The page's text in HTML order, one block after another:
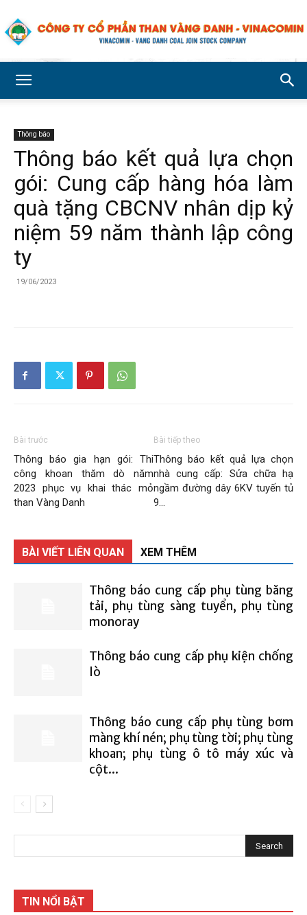
Công
phần
Thông báo
Thông báo kết quả lựa chọn
gói: Cung cấp hàng hóa làm
quà tặng CBCNV nhân dịp kỷ
niệm 59 năm thành lập công
ty
19/06/2023
Bài trước
Thông báo gia hạn gói: Thi
công khoan thăm dò năm
2023 phục vụ khai thác mỏ
than Vàng Danh
Bài tiếp theo
Thông báo kết quả lựa chọn
nhà cung cấp: Sửa chữa hạ
ngầm đường dây 6KV tuyến tủ
9…
BÀI VIẾT LIÊN QUAN XEM THÊM
Thông báo cung cấp phụ tùng băng
tải, phụ tùng sàng tuyển, phụ tùng
monoray
Thông báo cung cấp phụ kiện chống
lò
Thông báo cung cấp phụ tùng bơm
màng khí nén; phụ tùng tời; phụ tùng
khoan; phụ tùng ô tô máy xúc và
cột...
TIN NỔI BẬT